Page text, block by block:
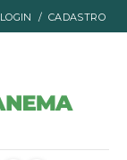
LOGIN / CADASTRO